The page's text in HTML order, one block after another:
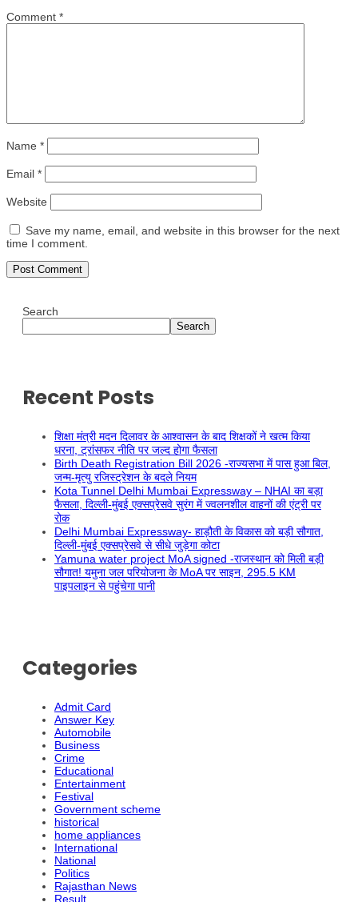
Comment *
Name *
Email *
Website
Save my name, email, and website in this browser for the next
time I comment.
Search
Search
Recent Posts
शिक्षा मंत्री मदन दिलावर के आश्वासन के बाद शिक्षकों ने खत्म किया
धरना, ट्रांसफर नीति पर जल्द होगा फैसला
Birth Death Registration Bill 2026 -राज्यसभा में पास हुआ बिल,
जन्म-मृत्यु रजिस्ट्रेशन के बदले नियम
Kota Tunnel Delhi Mumbai Expressway – NHAI का बड़ा
फैसला, दिल्ली-मुंबई एक्सप्रेसवे सुरंग में ज्वलनशील वाहनों की एंट्री पर
रोक
Delhi Mumbai Expressway- हाड़ौती के विकास को बड़ी सौगात,
दिल्ली-मुंबई एक्सप्रेसवे से सीधे जुड़ेगा कोटा
Yamuna water project MoA signed -राजस्थान को मिली बड़ी
सौगात! यमुना जल परियोजना के MoA पर साइन, 295.5 KM
पाइपलाइन से पहुंचेगा पानी
Categories
Admit Card
Answer Key
Automobile
Business
Crime
Educational
Entertainment
Festival
Government scheme
historical
home appliances
International
National
Politics
Rajasthan News
Result